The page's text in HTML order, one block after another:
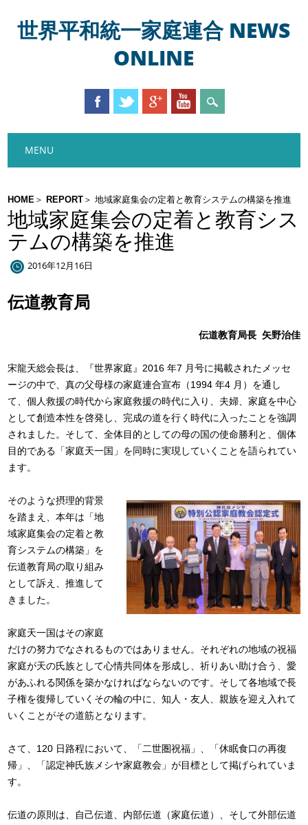
世界平和統一家庭連合 NEWS
ONLINE
Main menu
MENU
HOME REPORT 地域家庭集会の定着と教育システムの構築を推進
地域家庭集会の定着と教育シス
テムの構築を推進
2016年12月16日
伝道教育局
伝道教育局長 矢野治佳
宋龍天総会長は、『世界家庭』2016 年7 月号に掲載されたメッセ
ージの中で、真の父母様の家庭連合宣布（1994 年4 月）を通し
て、個人救援の時代から家庭救援の時代に入り、夫婦、家庭を中心
として創造本性を啓発し、完成の道を行く時代に入ったことを強調
されました。そして、全体目的としての母の国の使命勝利と、個体
目的である「家庭天一国」を同時に実現していくことを語られてい
ます。
そのような摂理的背景
を踏まえ、本年は「地
域家庭集会の定着と教
育システムの構築」を
伝道教育局の取り組み
として訴え、推進して
きました。
家庭天一国はその家庭
だけの努力でなされるものではありません。それぞれの地域の祝福
家庭が天の氏族として心情共同体を形成し、祈りあい助け合う、愛
があふれる関係を築かなければならないのです。そして各地域で長
子権を復帰していくその輪の中に、知人・友人、親族を迎え入れて
いくことがその道筋となります。
さて、120 日路程において、「二世圏祝福」、「休眠食口の再復
帰」、「認定神氏族メシヤ家庭教会」が目標として掲げられていま
す。
伝道の原則は、自己伝道、内部伝道（家庭伝道）、そして外部伝道